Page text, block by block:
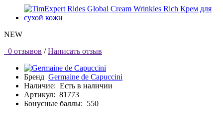
NEW
0 отзывов / Написать отзыв
Бренд Germaine de Capuccini
Наличие: Есть в наличии
Артикул: 81773
Бонусные баллы: 550